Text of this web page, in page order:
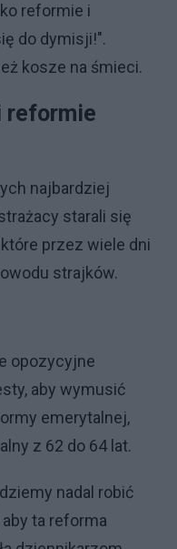
reformie i
do dymisji!".
kosze na śmieci.
reformie
najbardziej
starali się
przez wiele dni
strajków.
opozycyjne
aby wymusić
emerytalnej,
z 62 do 64 lat.
nadal robić
ta reforma